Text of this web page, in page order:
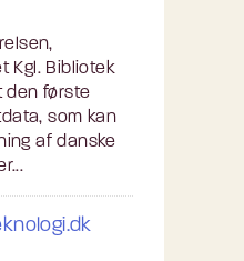
Kgl. Bibliotek
den første
som kan
af danske